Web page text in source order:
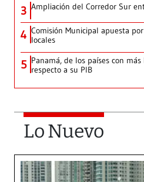
3 Ampliación del Corredor Sur
4 Comisión Municipal apuesta
locales
5 Panamá, de los países con
respecto a su PIB
Lo Nuevo